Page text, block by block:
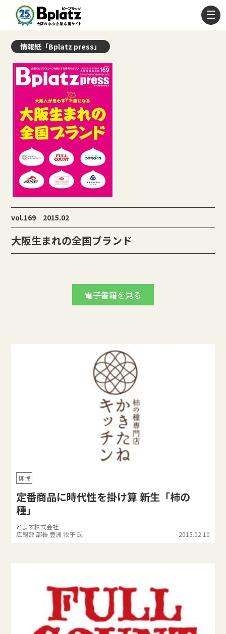
情報紙「Bplatz press」
vol.169 2015.02
大阪生まれの全国ブランド
電子書籍を見る
挑戦
定番商品に時代性を掛け算 新生「柿の
種」
とよす株式会社
広報部 部長 豊洲 牧子 氏
2015.02.10